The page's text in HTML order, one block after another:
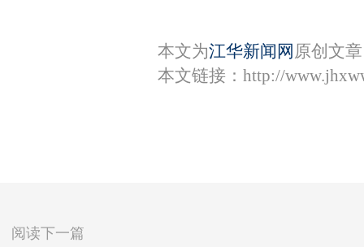
本文为江华新闻网 原创文
本文链接： http://
阅读下一篇